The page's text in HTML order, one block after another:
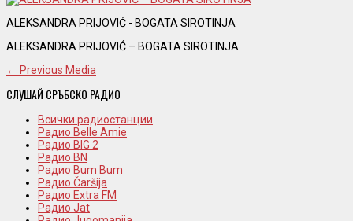
ALEKSANDRA PRIJOVIĆ - BOGATA SIROTINJA
ALEKSANDRA PRIJOVIĆ – BOGATA SIROTINJA
← Previous Media
СЛУШАЙ СРЪБСКО РАДИО
Всички радиостанции
Радио Belle Amie
Радио BIG 2
Радио BN
Радио Bum Bum
Радио Čaršija
Радио Extra FM
Радио Jat